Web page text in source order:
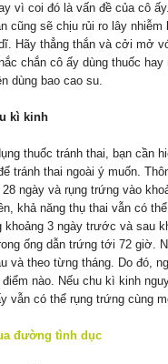
vì coi đó là vấn đề của cô
cũng sẽ chịu rủi ro lây nhiễm
Hãy thẳng thắn và cởi mở
chắn cô ấy dùng thuốc hay
dùng bao cao su.
kì kinh
thuốc tránh thai, bạn cần
tránh thai ngoài ý muốn.
ngày và rụng trứng vào
khả năng thụ thai vẫn có
khoảng 3 ngày trước và sau
ống dẫn trứng tới 72 giờ.
và theo từng tháng. Do đó,
nào. Nếu chu kì kinh
vẫn có thể rụng trứng cùng
đường tình dục